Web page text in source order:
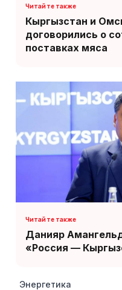
Кыргызстан и
договорились о
поставках мяса
Данияр
«Россия —
Энергетика